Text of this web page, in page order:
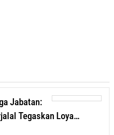
Jabatan:
Tegaskan Loya…